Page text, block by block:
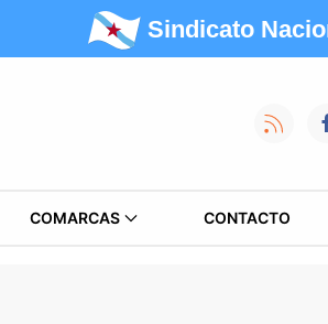
Sindicato
COMARCAS CONTACTO